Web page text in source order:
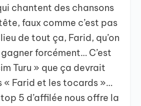
chantent des chansons
faux comme c’est pas
de tout ça, Farid, qu’on
forcément… C’est
Turu » que ça devrait
« Farid et les tocards »…
5 d’affilée nous offre la